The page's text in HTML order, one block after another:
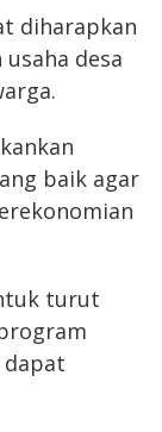
diharapkan
desa
baik agar
turut
dapat